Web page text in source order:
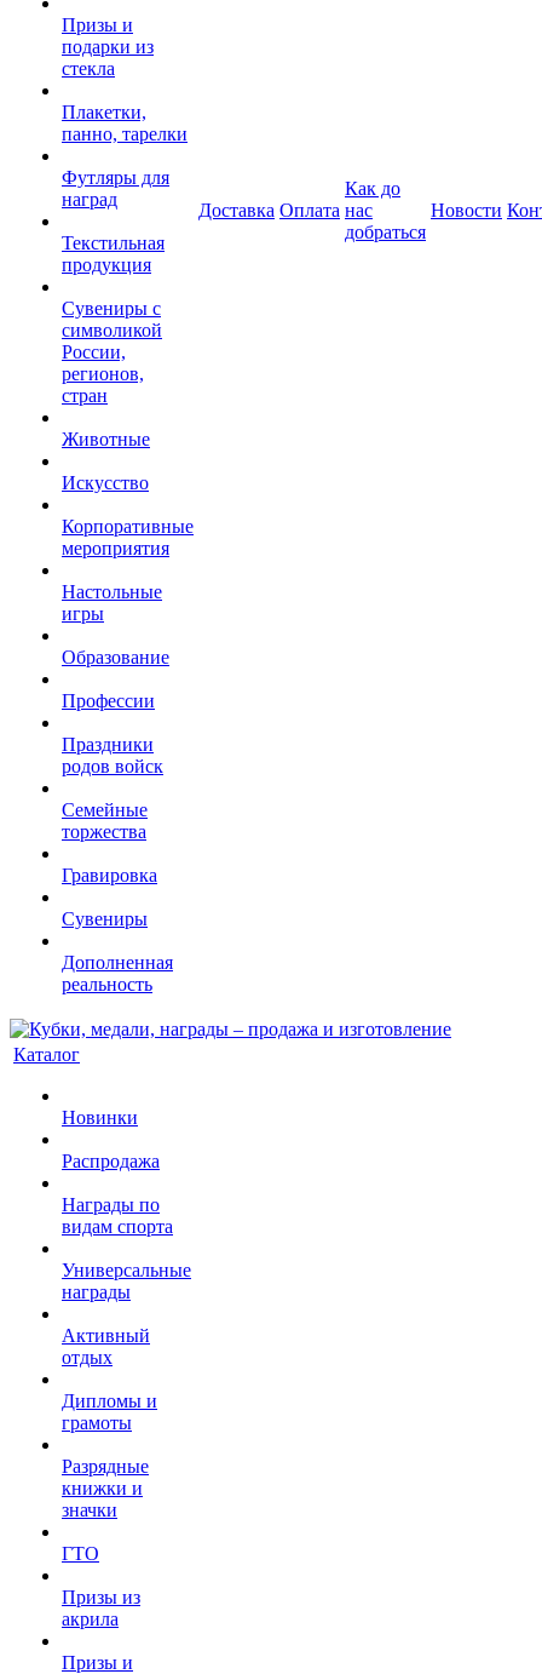
Призы и
подарки из
стекла
Плакетки,
панно, тарелки
Футляры для
наград
Текстильная
продукция
Сувениры с
символикой
России,
регионов,
стран
Животные
Искусство
Корпоративные
мероприятия
Настольные
игры
Образование
Профессии
Праздники
родов войск
Семейные
торжества
Гравировка
Сувениры
Дополненная
реальность
Доставка Оплата
Как до
нас
добраться
Новости
Каталог
Новинки
Распродажа
Награды по
видам спорта
Универсальные
награды
Активный
отдых
Дипломы и
грамоты
Разрядные
книжки и
значки
ГТО
Призы из
акрила
Призы и